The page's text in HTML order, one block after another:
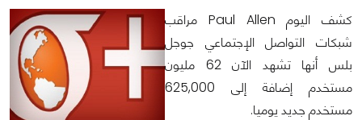
كشف اليوم Paul Allen مراقب
شبكات التواصل الإجتماعي جوجل
بلس أنها تشهد الآن 62 مليون
مستخدم إضافة إلى 625,000
مستخدم جديد يوميا.